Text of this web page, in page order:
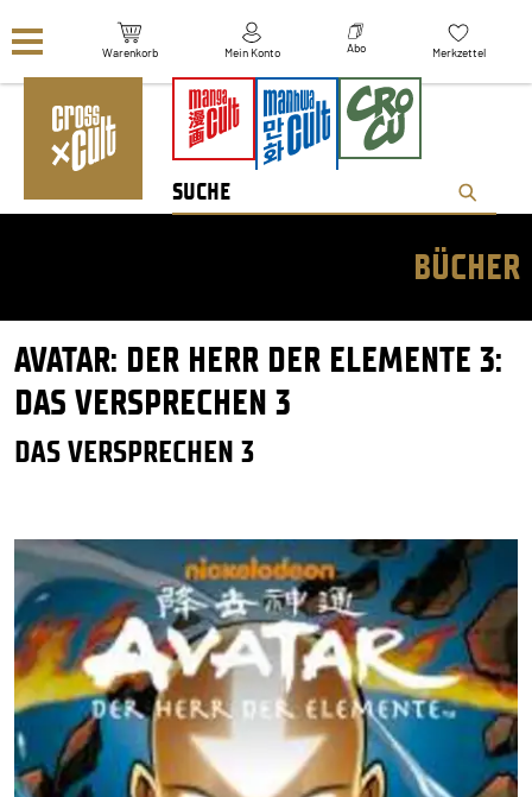
Warenkorb Mein Konto Abo Merkzettel
BÜCHER
AVATAR: DER HERR DER ELEMENTE 3:
DAS VERSPRECHEN 3
DAS VERSPRECHEN 3